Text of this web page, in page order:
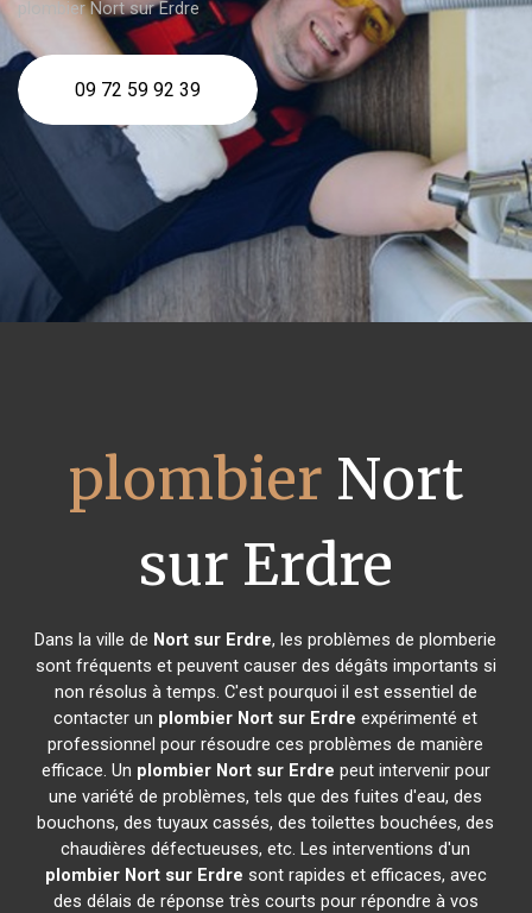
plombier Nort sur Erdre
09 72 59 92 39
plombier Nort
sur Erdre
Dans la ville de Nort sur Erdre, les problèmes de plomberie
sont fréquents et peuvent causer des dégâts importants si
non résolus à temps. C'est pourquoi il est essentiel de
contacter un plombier Nort sur Erdre expérimenté et
professionnel pour résoudre ces problèmes de manière
efficace. Un plombier Nort sur Erdre peut intervenir pour
une variété de problèmes, tels que des fuites d'eau, des
bouchons, des tuyaux cassés, des toilettes bouchées, des
chaudières défectueuses, etc. Les interventions d'un
plombier Nort sur Erdre sont rapides et efficaces, avec
des délais de réponse très courts pour répondre à vos